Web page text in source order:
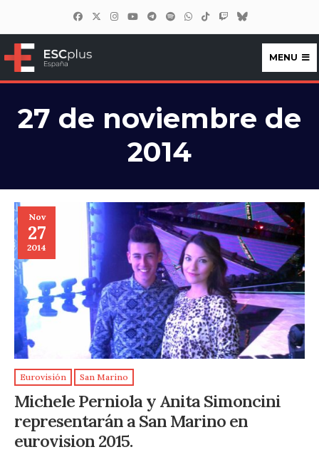
ESCplus España
MENU
27 de noviembre de
2014
Nov
27
2014
Eurovisión San Marino
Michele Perniola y Anita Simoncini
representarán a San Marino en
eurovision 2015.